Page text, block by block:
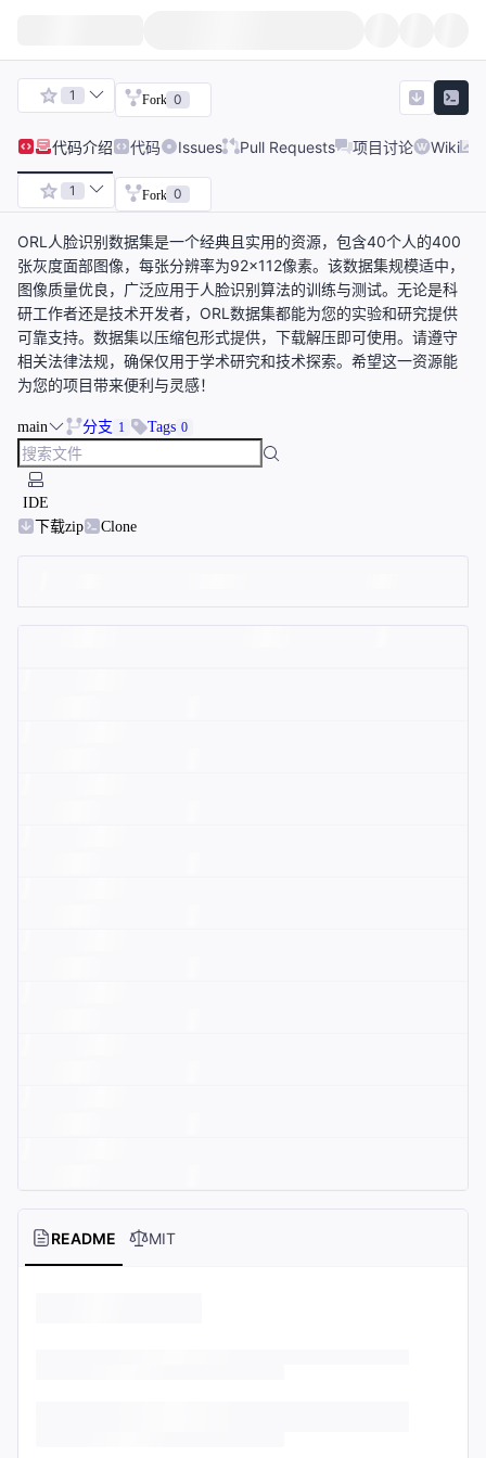
1 Fork 0
代码介绍 代码 Issues Pull Requests 项目讨论 Wiki
1 Fork 0
ORL人脸识别数据集是一个经典且实用的资源，包含40个人的400
张灰度面部图像，每张分辨率为92×112像素。该数据集规模适中，
图像质量优良，广泛应用于人脸识别算法的训练与测试。无论是科
研工作者还是技术开发者，ORL数据集都能为您的实验和研究提供
可靠支持。数据集以压缩包形式提供，下载解压即可使用。请遵守
相关法律法规，确保仅用于学术研究和技术探索。希望这一资源能
为您的项目带来便利与灵感！
main 分支 1 Tags 0
IDE
下载zip
Clone
README MIT